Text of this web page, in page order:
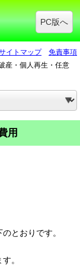
PC版へ
イトマップ
免責事項
・個人再生・任意
用
とおりです。
。